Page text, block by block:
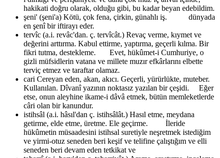
hakikati doğru olarak, olduğu gibi, bu kadar beyan edebildim.
şeni' (şeni'a) Kötü, çok fena, çirkin, günahlı iş. dünyada
en şenî bir iftirayı eder.
tervîc (a.i. revâc'dan. ç. tervîcât.) Revaç verme, kıymet ve
değerini arttırma. Kabul ettirme, yaptırma, geçerli kılma. Bir
fikri tutma, destekleme. Evet, hükûmet-i Cumhuriye, o
gizli müfsidlerin vatana ve millete muzır efkârlarını elbette
terviç etmez ve taraftar olamaz.
cari Cereyan eden, akan, akıcı. Geçerli, yürürlükte, muteber.
Kullanılan. Dîvanî yazının noktasız yazılan bir çeşidi. Eğer
etse, onun aleyhine ikame-i dâvâ etmek, bütün memleketlerde
câri olan bir kanundur.
istihsâl (a.i. hâsıl'dan ç. istihsâlât.) Hasıl etme, meydana
getirme, elde etme, üretme. Ele geçirme. İleride
hükûmetin müsaadesini istihsal suretiyle neşretmek istediğim
ve yirmi-otuz seneden beri keşif ve telifine çalıştığım ve elli
seneden beri devam eden tetkikat ve